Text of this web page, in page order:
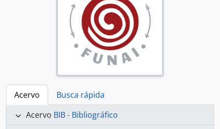
Acervo
Busca rápida
Acervo BIB - Bibliográfico